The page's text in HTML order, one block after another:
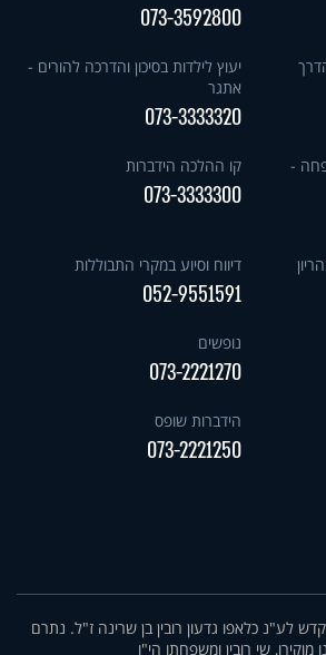
073-3592800
יעוץ לילדות בסיכון והדרכה להורים -
אתגר
073-3333320
-
קו ההלכה הידברות
073-3333300
דיווח וסיוע במקרי התבוללות
052-9551591
נופשים
073-2221270
הידברות שופס
073-2221250
לע"נ כלאפו גדעון רובין בן שרינה ז"ל. נתרם
מוקירו, שי רובין ומשפחתו הי"ו